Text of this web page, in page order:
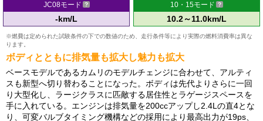
JC08モード
-km/L
10・15モード
10.2～11.0km/L
※燃費は定められた試験条件の下での数値のため、走行条件等により実際の燃料消費率は異な
ります。
ボディとともに排気量も拡大し魅力も拡大
ベースモデルであるカムリのモデルチェンジに合わせて、アルティ
スも新型へ切り替わることになった。ボディは先代よりさらに一回
り大型化し、ラージクラスに匹敵する居住性とラゲージスペースを
手に入れている。エンジンは排気量を200ccアップし2.4Lの直4とな
り、可変バルブタイミング機構などの採用により最高出力が19ps、